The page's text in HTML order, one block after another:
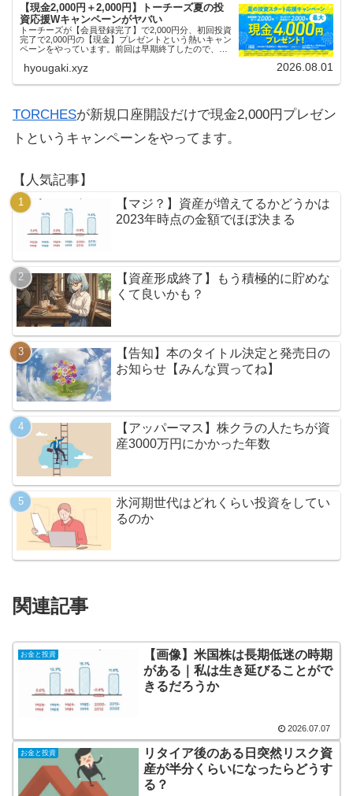
【現金2,000円＋2,000円】トーチーズ夏の投
資応援Wキャンペーンがヤバい
トーチーズが【会員登録完了】で2,000円分、初回投資
完了で2,000円の【現金】プレゼントという熱いキャン
ペーンをやっています。前回は早期終了したので、使
hyougaki.xyz 2026.08.01
TORCHESが新規口座開設だけで現金2,000円プレゼン
トというキャンペーンをやってます。
【人気記事】
【マジ？】資産が増えてるかどうかは
2023年時点の金額でほぼ決まる
【資産形成終了】もう積極的に貯めな
くて良いかも？
【告知】本のタイトル決定と発売日の
お知らせ【みんな買ってね】
【アッパーマス】株クラの人たちが資
産3000万円にかかった年数
氷河期世代はどれくらい投資をしてい
るのか
関連記事
お金と投資
【画像】米国株は長期低迷の時期
がある｜私は生き延びることがで
きるだろうか
2026.07.07
お金と投資
リタイア後のある日突然リスク資
産が半分くらいになったらどうす
る？